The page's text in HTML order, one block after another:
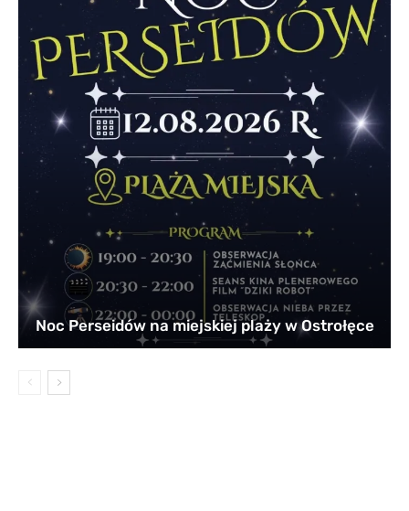
Noc Perseidów na miejskiej plaży w Ostrołęce